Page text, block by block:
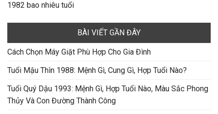
1982 bao nhiêu tuổi
BÀI VIẾT GẦN ĐÂY
Cách Chọn Máy Giặt Phù Hợp Cho Gia Đình
Tuổi Mậu Thìn 1988: Mệnh Gì, Cung Gì, Hợp Tuổi Nào?
Tuổi Quý Dậu 1993: Mệnh Gì, Hợp Tuổi Nào, Màu Sắc Phong
Thủy Và Con Đường Thành Công